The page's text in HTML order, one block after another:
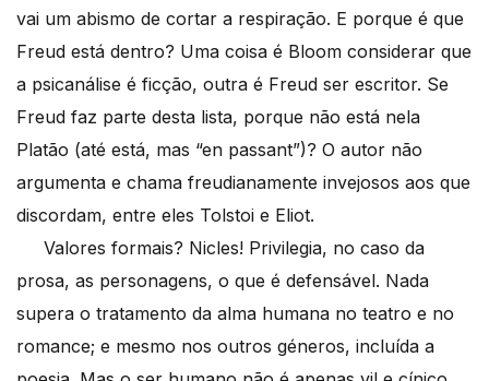
vai um abismo de cortar a respiração. E porque é que
Freud está dentro? Uma coisa é Bloom considerar que
a psicanálise é ficção, outra é Freud ser escritor. Se
Freud faz parte desta lista, porque não está nela
Platão (até está, mas “en passant”)? O autor não
argumenta e chama freudianamente invejosos aos que
discordam, entre eles Tolstoi e Eliot.
Valores formais? Nicles! Privilegia, no caso da
prosa, as personagens, o que é defensável. Nada
supera o tratamento da alma humana no teatro e no
romance; e mesmo nos outros géneros, incluída a